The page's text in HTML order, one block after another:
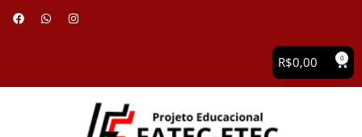
R$0,00 0